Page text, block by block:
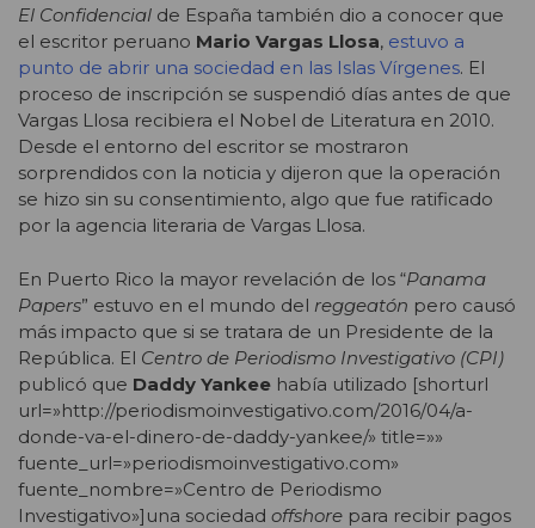
El Confidencial de España también dio a conocer que
el escritor peruano Mario Vargas Llosa, estuvo a
punto de abrir una sociedad en las Islas Vírgenes. El
proceso de inscripción se suspendió días antes de que
Vargas Llosa recibiera el Nobel de Literatura en 2010.
Desde el entorno del escritor se mostraron
sorprendidos con la noticia y dijeron que la operación
se hizo sin su consentimiento, algo que fue ratificado
por la agencia literaria de Vargas Llosa.
En Puerto Rico la mayor revelación de los “Panama
Papers” estuvo en el mundo del reggeatón pero causó
más impacto que si se tratara de un Presidente de la
República. El Centro de Periodismo Investigativo (CPI)
publicó que Daddy Yankee había utilizado [shorturl
url=»http://periodismoinvestigativo.com/2016/04/a-
donde-va-el-dinero-de-daddy-yankee/» title=»»
fuente_url=»periodismoinvestigativo.com»
fuente_nombre=»Centro de Periodismo
Investigativo»]una sociedad offshore para recibir pagos